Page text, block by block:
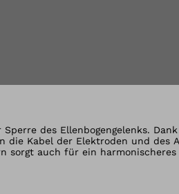
des Ellenbogengelenks.
Kabel der Elektroden und des
sorgt auch für ein harmonischeres